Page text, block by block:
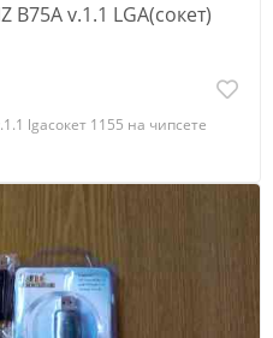
v.1.1 LGA(сокет)
lgaсокет 1155 на чипсете